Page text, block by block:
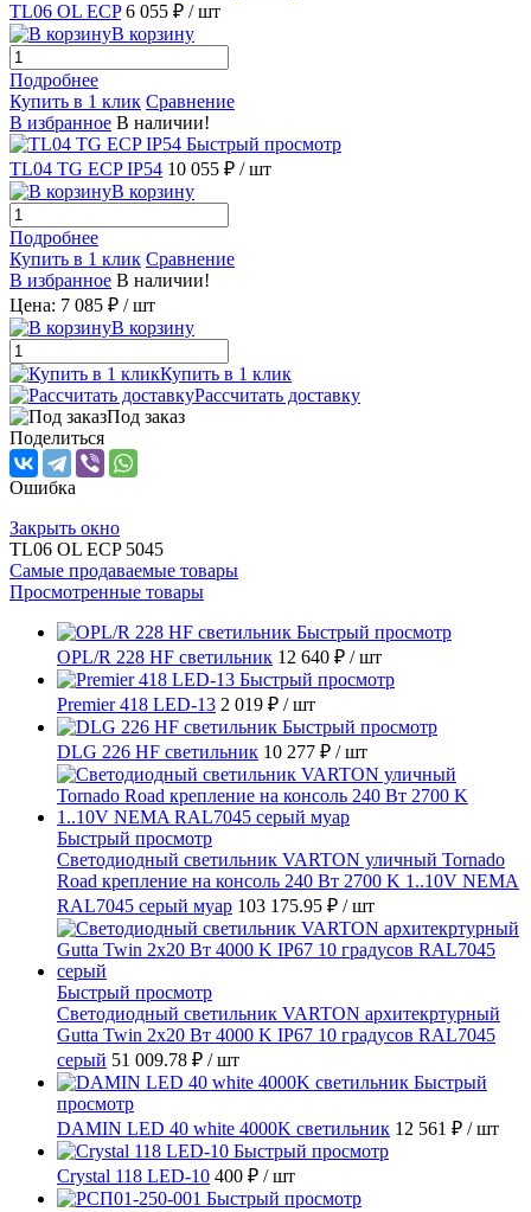
TL06 OL ECP 6 055 ₽ / шт
В корзину
Подробнее
Купить в 1 клик Сравнение
В избранное В наличии!
Быстрый просмотр
TL04 TG ECP IP54 10 055 ₽ / шт
В корзину
Подробнее
Купить в 1 клик Сравнение
В избранное В наличии!
Цена: 7 085 ₽ / шт
В корзину
Купить в 1 клик
Рассчитать доставку
Под заказ
Поделиться
Ошибка
Закрыть окно
TL06 OL ECP 5045
Самые продаваемые товары
Просмотренные товары
Быстрый просмотр
OPL/R 228 HF светильник 12 640 ₽ / шт
Быстрый просмотр
Premier 418 LED-13 2 019 ₽ / шт
Быстрый просмотр
DLG 226 HF светильник 10 277 ₽ / шт
Быстрый просмотр
Светодиодный светильник VARTON уличный Tornado
Road крепление на консоль 240 Вт 2700 K 1..10V NEMA
RAL7045 серый муар 103 175.95 ₽ / шт
Быстрый просмотр
Светодиодный светильник VARTON архитекртурный
Gutta Twin 2x20 Вт 4000 K IP67 10 градусов RAL7045
серый 51 009.78 ₽ / шт
Быстрый
просмотр
DAMIN LED 40 white 4000K светильник 12 561 ₽ / шт
Быстрый просмотр
Crystal 118 LED-10 400 ₽ / шт
Быстрый просмотр